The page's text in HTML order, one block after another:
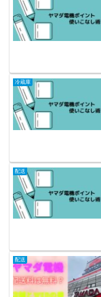
冷蔵庫
配送
配送